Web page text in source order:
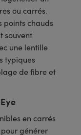
ou carrés.
points chauds
souvent
une lentille
typiques
de fibre et
en carrés
pour générer